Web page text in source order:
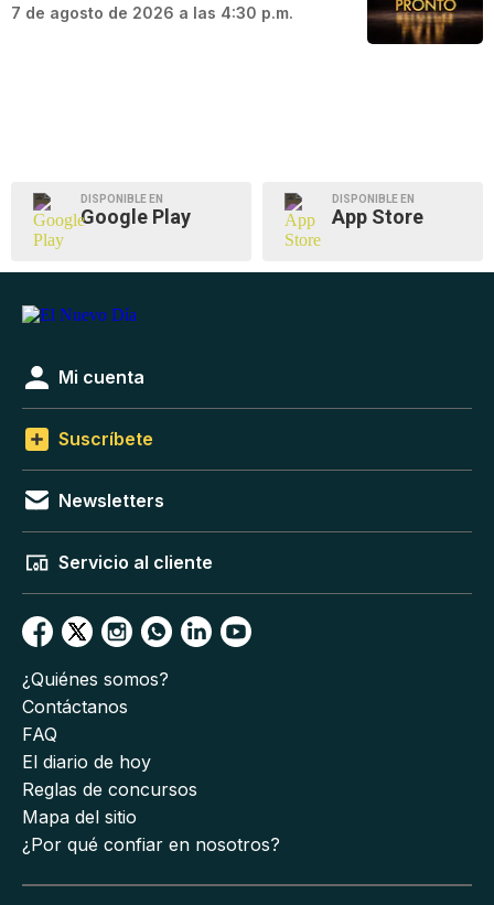
7 de agosto de 2026 a las 4:30 p.m.
DISPONIBLE EN
Google Play
DISPONIBLE EN
App Store
Mi cuenta
Suscríbete
Newsletters
Servicio al cliente
¿Quiénes somos?
Contáctanos
FAQ
El diario de hoy
Reglas de concursos
Mapa del sitio
¿Por qué confiar en nosotros?